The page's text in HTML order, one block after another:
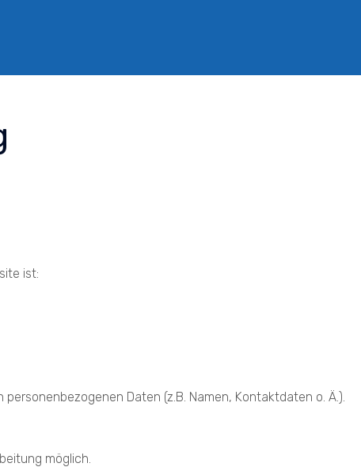
ist:
Daten (z.B. Namen, Kontaktdaten o. Ä.).
möglich.